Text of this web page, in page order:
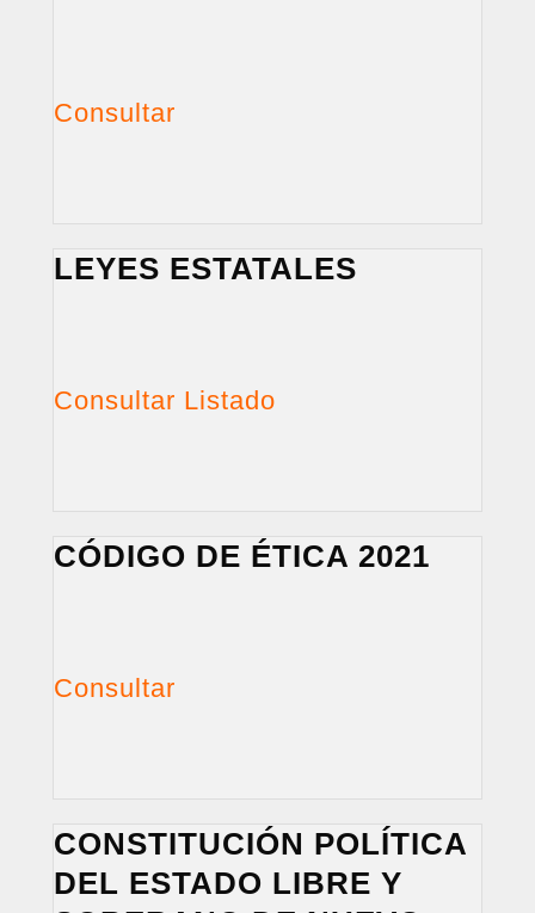
Consultar
LEYES ESTATALES
Consultar Listado
CÓDIGO DE ÉTICA 2021
Consultar
CONSTITUCIÓN POLÍTICA
DEL ESTADO LIBRE Y